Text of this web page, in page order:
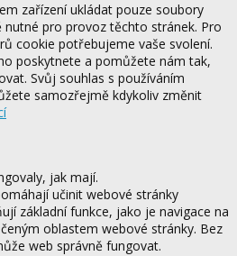
zařízení ukládat pouze soubory
pro provoz těchto stránek. Pro
cookie potřebujeme vaše svolení.
poskytnete a pomůžete nám tak,
Svůj souhlas s používáním
samozřejmě kdykoliv změnit
jak mají.
učinit webové stránky
základní funkce, jako je navigace na
oblastem webové stránky. Bez
web správně fungovat.